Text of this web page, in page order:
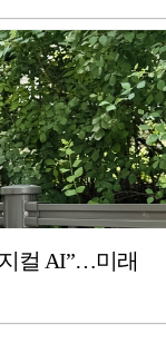
컬 AI”…미래